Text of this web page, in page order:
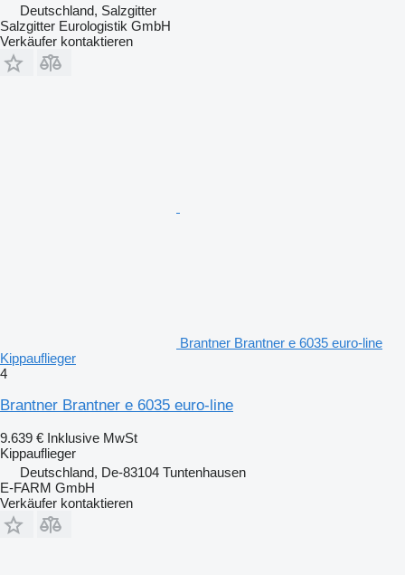
Deutschland, Salzgitter
Salzgitter Eurologistik GmbH
Verkäufer kontaktieren
Brantner Brantner e 6035 euro-line
Kippauflieger
4
Brantner Brantner e 6035 euro-line
9.639 € Inklusive MwSt
Kippauflieger
Deutschland, De-83104 Tuntenhausen
E-FARM GmbH
Verkäufer kontaktieren